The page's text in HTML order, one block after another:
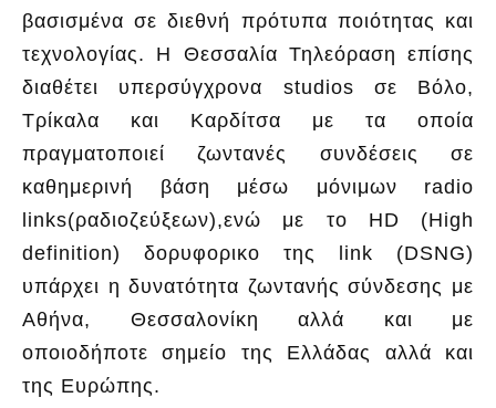
βασισμένα σε διεθνή πρότυπα ποιότητας και
τεχνολογίας. Η Θεσσαλία Τηλεόραση επίσης
διαθέτει υπερσύγχρονα studios σε Βόλο,
Τρίκαλα και Καρδίτσα με τα οποία
πραγματοποιεί ζωντανές συνδέσεις σε
καθημερινή βάση μέσω μόνιμων radio
links(ραδιοζεύξεων),ενώ με το HD (High
definition) δορυφορικο της link (DSNG)
υπάρχει η δυνατότητα ζωντανής σύνδεσης με
Αθήνα, Θεσσαλονίκη αλλά και με
οποιοδήποτε σημείο της Ελλάδας αλλά και
της Ευρώπης.